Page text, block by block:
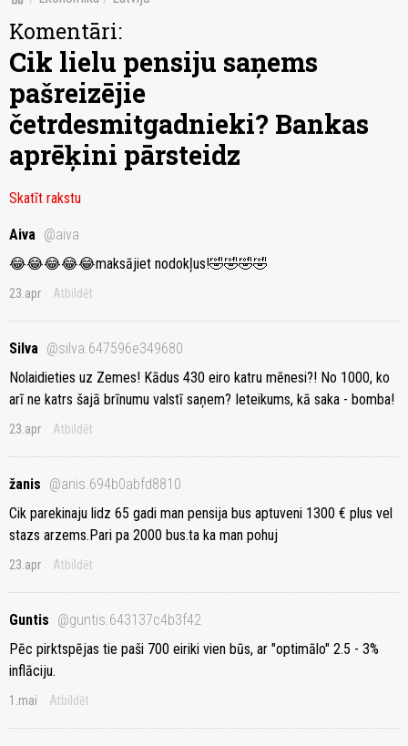
Komentāri:
Cik lielu pensiju saņems
pašreizējie
četrdesmitgadnieki? Bankas
aprēķini pārsteidz
Skatīt rakstu
Aiva @aiva
😂😂😂😂😂maksājiet nodokļus!🤣🤣🤣🤣
23.apr Atbildēt
Silva @silva.647596e349680
Nolaidieties uz Zemes! Kādus 430 eiro katru mēnesi?! No 1000, ko
arī ne katrs šajā brīnumu valstī saņem? Ieteikums, kā saka - bomba!
23.apr Atbildēt
žanis @anis.694b0abfd8810
Cik parekinaju lidz 65 gadi man pensija bus aptuveni 1300 € plus vel
stazs arzems.Pari pa 2000 bus.ta ka man pohuj
23.apr Atbildēt
Guntis @guntis.643137c4b3f42
Pēc pirktspējas tie paši 700 eiriki vien būs, ar "optimālo" 2.5 - 3%
inflāciju.
1.mai Atbildēt